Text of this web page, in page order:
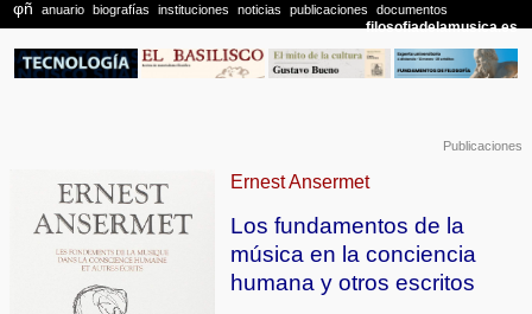
Publicaciones
Ernest Ansermet
Los fundamentos de la
música en la conciencia
humana y otros escritos